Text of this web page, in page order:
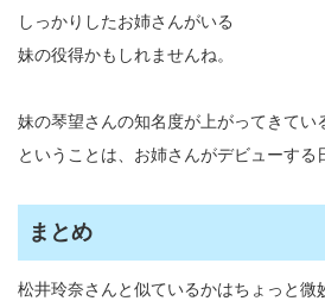
しっかりしたお姉さんがいる
妹の役得かもしれませんね。
妹の琴望さんの知名度が上がってきてい
ということは、お姉さんがデビューする
まとめ
松井玲奈さんと似ているかはちょっと微